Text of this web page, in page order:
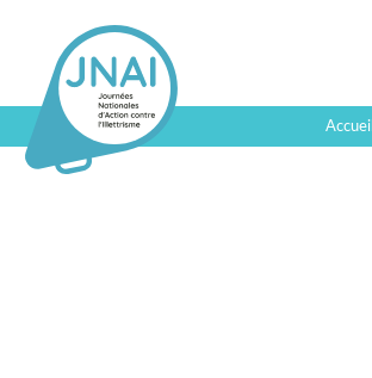
Accueil